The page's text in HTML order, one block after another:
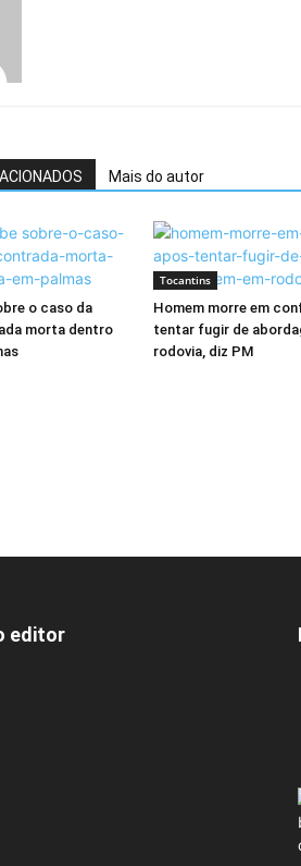
Mais do autor
o caso da
morta dentro
Tocantins
Homem morre em
tentar fugir de
rodovia, diz PM
editor